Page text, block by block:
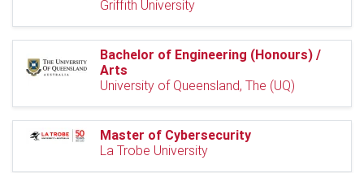
Griffith University
Bachelor of Engineering (Honours) /
Arts
University of Queensland, The (UQ)
Master of Cybersecurity
La Trobe University